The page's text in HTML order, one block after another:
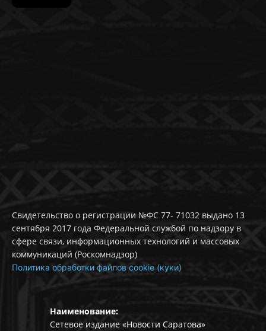
Свидетельство о регистрации №ФС 77- 71032 выдано 13
сентября 2017 года Федеральной службой по надзору в
сфере связи, информационных технологий и массовых
коммуникаций (Роскомнадзор)
Политика обработки файлов cookie (куки)
Наименование:
Сетевое издание «Новости Саратова»